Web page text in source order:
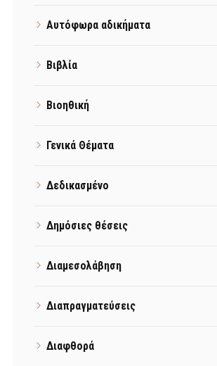
Αυτόφωρα αδικήματα
Βιβλία
Βιοηθική
Γενικά Θέματα
Δεδικασμένο
Δημόσιες θέσεις
Διαμεσολάβηση
Διαπραγματεύσεις
Διαφθορά